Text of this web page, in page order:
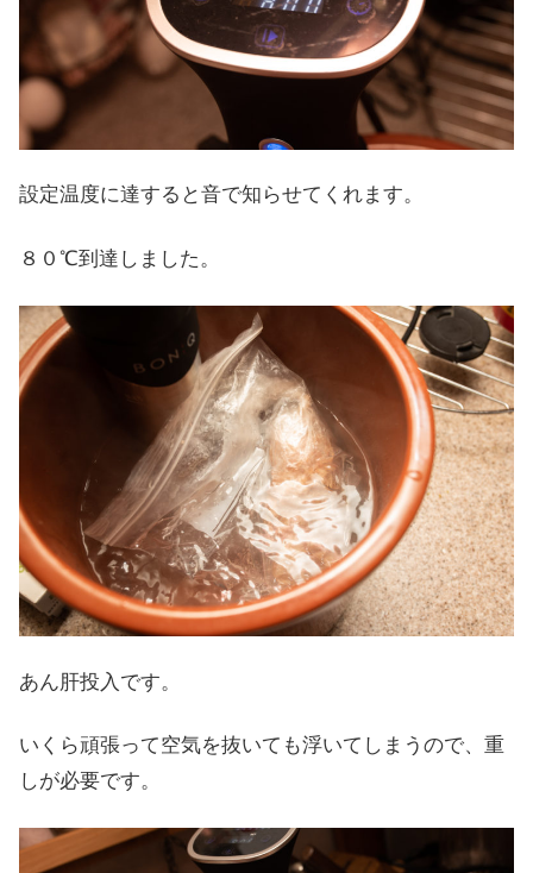
設定温度に達すると音で知らせてくれます。
８０℃到達しました。
あん肝投入です。
いくら頑張って空気を抜いても浮いてしまうので、重
しが必要です。